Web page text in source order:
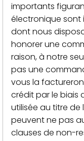
importants
électronique sont
dont nous
honorer une
raison, à notre
pas une
vous la
crédit par le biais
utilisée au titre
peuvent ne pas
clauses de non-